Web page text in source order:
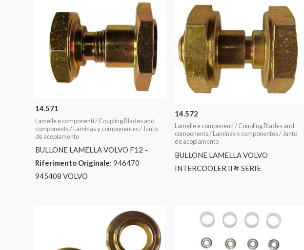
14.571
Lamelle e componenti / Coupling Blades and
components / Laminas y componentes / Junto
de acoplamento
BULLONE LAMELLA VOLVO F12 –
Riferimento Originale: 946470
945408 VOLVO
14.572
Lamelle e componenti / Coupling Blades and
components / Laminas y componentes / Junto
de acoplamento
BULLONE LAMELLA VOLVO
INTERCOOLER IIﾰ SERIE